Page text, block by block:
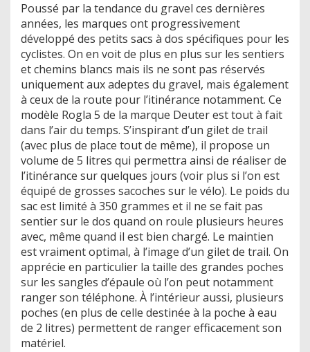
Poussé par la tendance du gravel ces dernières
années, les marques ont progressivement
développé des petits sacs à dos spécifiques pour les
cyclistes. On en voit de plus en plus sur les sentiers
et chemins blancs mais ils ne sont pas réservés
uniquement aux adeptes du gravel, mais également
à ceux de la route pour l’itinérance notamment. Ce
modèle Rogla 5 de la marque Deuter est tout à fait
dans l’air du temps. S’inspirant d’un gilet de trail
(avec plus de place tout de même), il propose un
volume de 5 litres qui permettra ainsi de réaliser de
l’itinérance sur quelques jours (voir plus si l’on est
équipé de grosses sacoches sur le vélo). Le poids du
sac est limité à 350 grammes et il ne se fait pas
sentier sur le dos quand on roule plusieurs heures
avec, même quand il est bien chargé. Le maintien
est vraiment optimal, à l’image d’un gilet de trail. On
apprécie en particulier la taille des grandes poches
sur les sangles d’épaule où l’on peut notamment
ranger son téléphone. À l’intérieur aussi, plusieurs
poches (en plus de celle destinée à la poche à eau
de 2 litres) permettent de ranger efficacement son
matériel.